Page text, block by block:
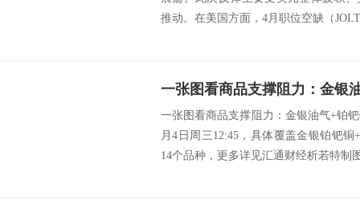
推动。在美国方面，4月职位空缺（
一张图看商品支撑阻力：金银油气+铂
月4日周三12:45，具体覆盖金银铂钯
14个品种，更多详见汇通财经析若特制